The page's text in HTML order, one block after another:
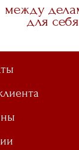
между
для себя